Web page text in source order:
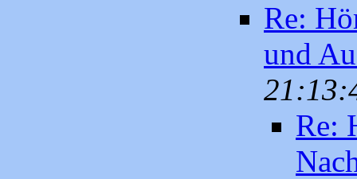
Re:
und
Re: